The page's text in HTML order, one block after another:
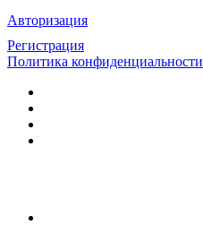
Авторизация
Регистрация
Политика конфиденциальности